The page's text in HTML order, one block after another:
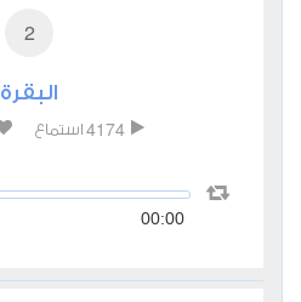
2
البقرة
4174 استماع
00:00